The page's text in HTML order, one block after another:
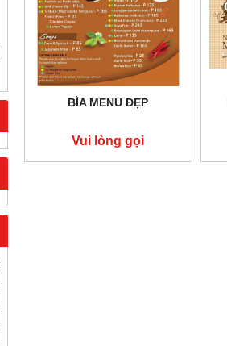
BẾP HẦM THAN ĐÁ KHÔNG GÁY
Vui lòng gọi
BÌA MENU ĐẸP
Vui lòng gọi